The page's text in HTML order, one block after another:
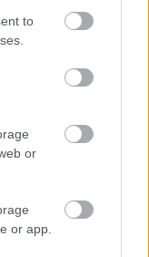
to
or
or app.
Πότε
κρυφή